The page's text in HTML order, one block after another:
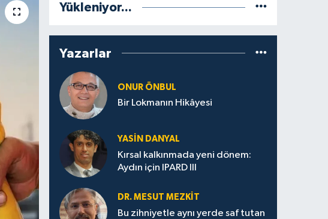
Yükleniyor...
Yazarlar
ONUR ÖNBUL
Bir Lokmanın Hikâyesi
YASIN DANYAL
Kırsal kalkınmada yeni dönem:
Aydın için IPARD III
DR. MESUT MEZKIT
Bu zihniyetle aynı yerde saf tutan